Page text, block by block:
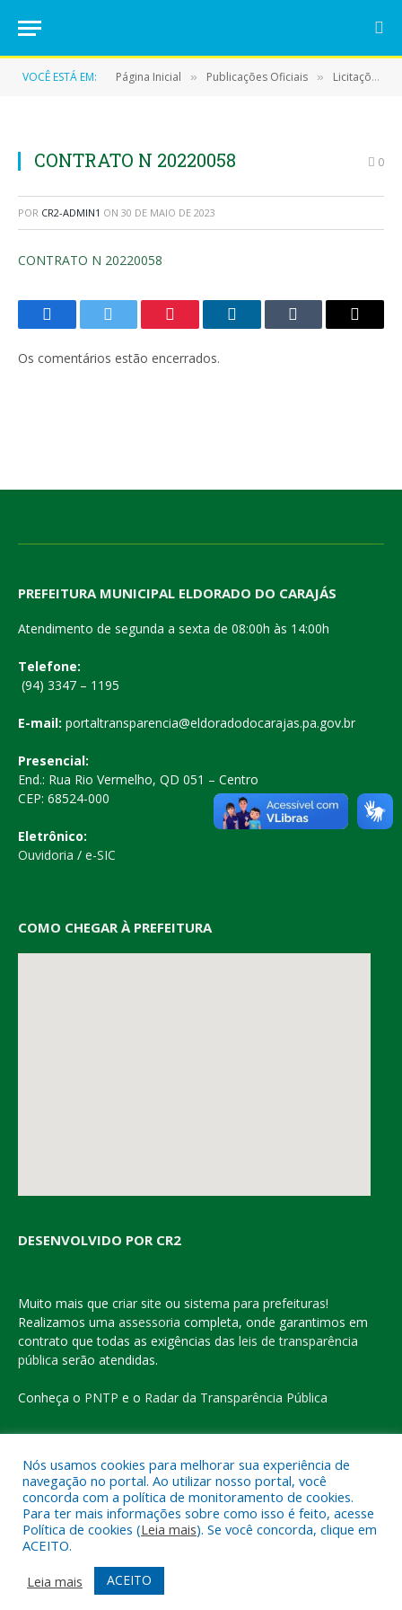
VOCÊ ESTÁ EM: Página Inicial » Publicações Oficiais » Licitações
CONTRATO N 20220058 0
POR CR2-ADMIN1 ON 30 DE MAIO DE 2023
CONTRATO N 20220058
FacebookTwitter Pinterest LinkedInTumblr
E-
Os comentários estão encerrados.
PREFEITURA MUNICIPAL ELDORADO DO CARAJÁS
Atendimento de segunda a sexta de 08:00h às 14:00h
Telefone:
(94) 3347 – 1195
E-mail: portaltransparencia@eldoradodocarajas.pa.gov.br
Presencial:
End.: Rua Rio Vermelho, QD 051 – Centro
CEP: 68524-000
Eletrônico:
Ouvidoria / e-SIC
COMO CHEGAR À PREFEITURA
DESENVOLVIDO POR CR2
Muito mais que criar site ou sistema para prefeituras!
Realizamos uma assessoria completa, onde garantimos em
contrato que todas as exigências das leis de transparência
pública serão atendidas.
Conheça o PNTP e o Radar da Transparência Pública
Todos os direitos reservados a Prefeitura Municipal de Eldorado
do Carajás
Mapa do Site
Acessar o Webmail
Nós usamos cookies para melhorar sua experiência de
navegação no portal. Ao utilizar nosso portal, você
concorda com a política de monitoramento de cookies.
Para ter mais informações sobre como isso é feito, acesse
Política de cookies (Leia mais). Se você concorda, clique em
ACEITO.
Leia mais
ACEITO